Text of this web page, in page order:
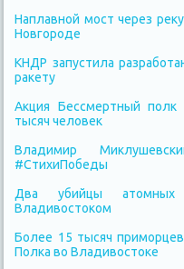
Наплавной мост через
Новгороде
КНДР запустила
ракету
Акция Бессмертный полк
тысяч человек
Владимир
#СтихиПобеды
Два убийцы атомных
Владивостоком
Более 15 тысяч
Полка во Владивостоке